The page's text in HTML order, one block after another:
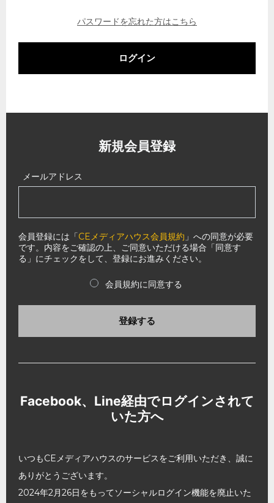
パスワードを忘れた方はこちら
ログイン
新規会員登録
メールアドレス
会員登録には「CEメディアハウス会員規約 」への同意が必要
です。内容をご確認の上、ご同意いただける場合「同意す
る」にチェックをして、登録にお進みください。
会員規約に同意する
登録する
Facebook、Line経由でログインされて
いた方へ
いつもCEメディアハウスのサービスをご利用いただき、誠に
ありがとうございます。
2024年2月26日をもってソーシャルログイン機能を廃止いた